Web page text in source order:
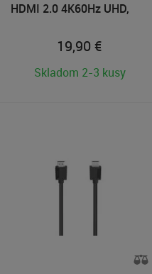
HDMI 2.0 4K60Hz UHD,
19,90 €
Skladom 2-3 kusy